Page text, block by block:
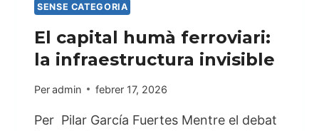
SENSE CATEGORIA
El capital humà ferroviari:
la infraestructura invisible
Peradmin febrer 17, 2026
Per Pilar García Fuertes Mentre el debat